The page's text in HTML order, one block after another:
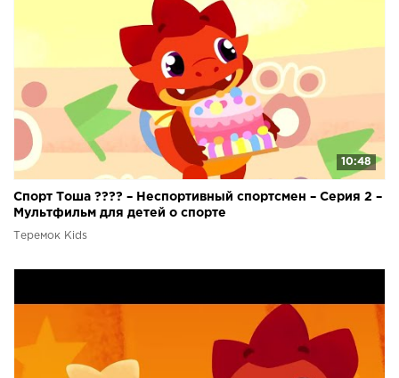
10:48
Спорт Тоша ???? – Неспортивный спортсмен – Серия 2 –
Мультфильм для детей о спорте
Теремок Kids